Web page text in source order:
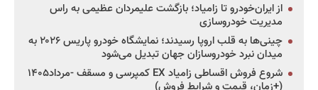
از ایران‌خودرو تا زامیاد؛ بازگشت علیمردان عظیمی به راس
مدیریت خودروسازی
چینی‌ها به قلب اروپا رسیدند؛ نمایشگاه خودرو پاریس ۲۰۲۶ به
میدان نبرد خودروسازان جهان تبدیل می‌شود
شروع فروش اقساطی زامیاد EX کمپرسی و مسقف -مرداد۱۴۰۵